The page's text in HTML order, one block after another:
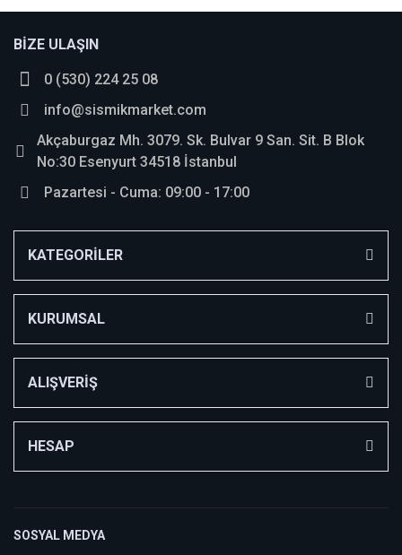
BİZE ULAŞIN
0 (530) 224 25 08
info@sismikmarket.com
Akçaburgaz Mh. 3079. Sk. Bulvar 9 San. Sit. B Blok
No:30 Esenyurt 34518 İstanbul
Pazartesi - Cuma: 09:00 - 17:00
KATEGORİLER
KURUMSAL
ALIŞVERİŞ
HESAP
SOSYAL MEDYA